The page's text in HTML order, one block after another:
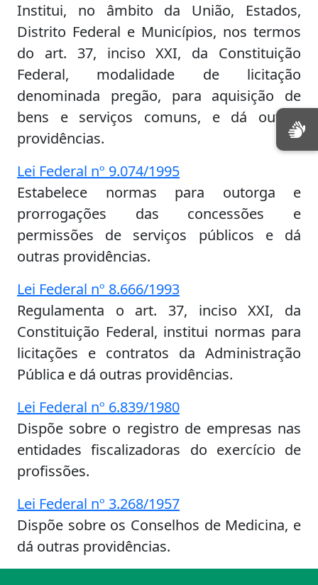
Institui, no âmbito da União, Estados,
Distrito Federal e Municípios, nos termos
do art. 37, inciso XXI, da Constituição
Federal, modalidade de licitação
denominada pregão, para aquisição de
bens e serviços comuns, e dá outras
providências.
Lei Federal nº 9.074/1995
Estabelece normas para outorga e
prorrogações das concessões e
permissões de serviços públicos e dá
outras providências.
Lei Federal nº 8.666/1993
Regulamenta o art. 37, inciso XXI, da
Constituição Federal, institui normas para
licitações e contratos da Administração
Pública e dá outras providências.
Lei Federal nº 6.839/1980
Dispõe sobre o registro de empresas nas
entidades fiscalizadoras do exercício de
profissões.
Lei Federal nº 3.268/1957
Dispõe sobre os Conselhos de Medicina, e
dá outras providências.